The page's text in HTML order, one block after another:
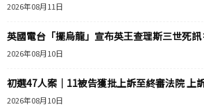
2026年08月11日
英國電台「擺烏龍」宣布英王查理斯三世死
2026年08月10日
初選47人案｜11被告獲批上訴至終審法院 上
2026年08月10日